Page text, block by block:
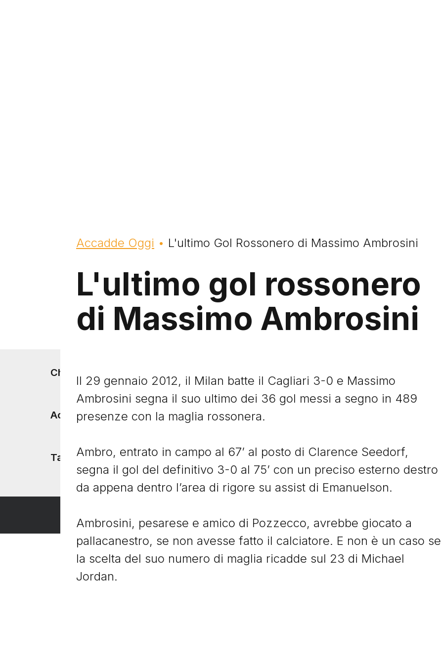
Briciole di pane
Accadde Oggi L'ultimo Gol Rossonero di Massimo Ambrosini
L'ultimo gol rossonero
di Massimo Ambrosini
Il 29 gennaio 2012, il Milan batte il Cagliari 3-0 e Massimo
Ambrosini segna il suo ultimo dei 36 gol messi a segno in 489
presenze con la maglia rossonera.
Ambro, entrato in campo al 67’ al posto di Clarence Seedorf,
segna il gol del definitivo 3-0 al 75’ con un preciso esterno destro
da appena dentro l’area di rigore su assist di Emanuelson.
Ambrosini, pesarese e amico di Pozzecco, avrebbe giocato a
pallacanestro, se non avesse fatto il calciatore. E non è un caso se
la scelta del suo numero di maglia ricadde sul 23 di Michael
Jordan.
Footer menu
Chi siamo
Accadde Oggi I Signori del Sabato
Tacchetti TV